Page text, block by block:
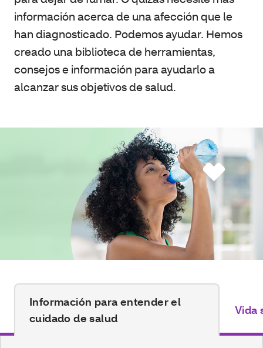
información acerca de una afección que le
han diagnosticado. Podemos ayudar. Hemos
creado una biblioteca de herramientas,
consejos e información para ayudarlo a
alcanzar sus objetivos de salud.
Información para entender el
cuidado de salud
Vida